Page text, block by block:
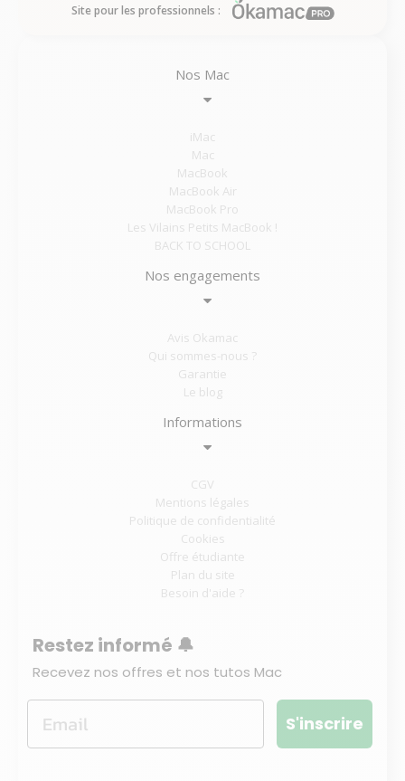
Site pour les professionnels :
Nos Mac
iMac
Mac
MacBook
MacBook Air
MacBook Pro
Les Vilains Petits MacBook !
BACK TO SCHOOL
Nos engagements
Avis Okamac
Qui sommes-nous ?
Garantie
Le blog
Informations
CGV
Mentions légales
Politique de confidentialité
Cookies
Offre étudiante
Plan du site
Besoin d'aide ?
Restez informé 🔔
Recevez nos offres et nos tutos Mac
S'inscrire